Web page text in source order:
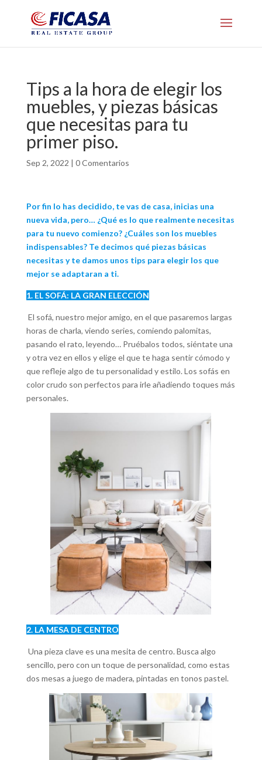
Tips a la hora de elegir los
muebles, y piezas básicas
que necesitas para tu
primer piso.
Sep 2, 2022 | 0 Comentarios
Por fin lo has decidido, te vas de casa, inicias una
nueva vida, pero… ¿Qué es lo que realmente necesitas
para tu nuevo comienzo? ¿Cuáles son los muebles
indispensables? Te decimos qué piezas básicas
necesitas y te damos unos tips para elegir los que
mejor se adaptaran a ti.
1. EL SOFÁ: LA GRAN ELECCIÓN
El sofá, nuestro mejor amigo, en el que pasaremos largas
horas de charla, viendo series, comiendo palomitas,
pasando el rato, leyendo… Pruébalos todos, siéntate una
y otra vez en ellos y elige el que te haga sentir cómodo y
que refleje algo de tu personalidad y estilo. Los sofás en
color crudo son perfectos para irle añadiendo toques más
personales.
2. LA MESA DE CENTRO
Una pieza clave es una mesita de centro. Busca algo
sencillo, pero con un toque de personalidad, como estas
dos mesas a juego de madera, pintadas en tonos pastel.